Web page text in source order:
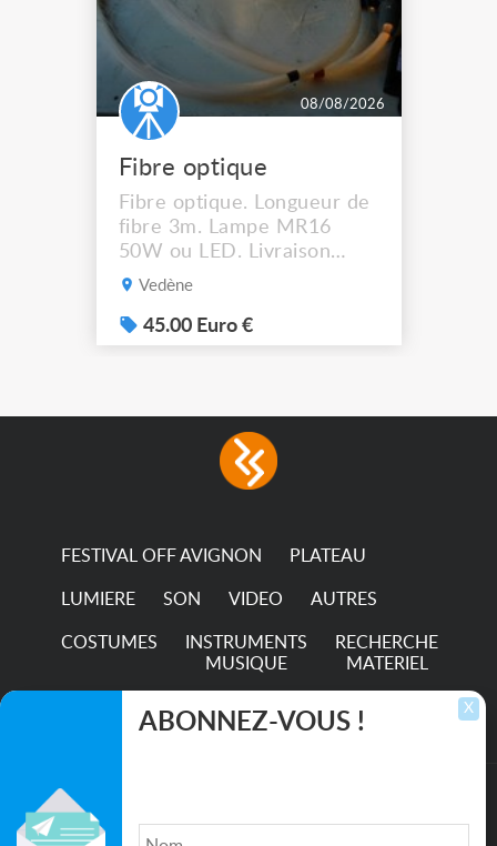
08/08/2026
Fibre optique
Fibre optique. Longueur de
fibre 3m. Lampe MR16
50W ou LED. Livraison
possible.
Vedène
45.00 Euro €
FESTIVAL OFF AVIGNON PLATEAU
LUMIERE SON VIDEO AUTRES
COSTUMES
INSTRUMENTS
MUSIQUE
RECHERCHE
MATERIEL
TRANSPORTS X
ABONNEZ-VOUS !